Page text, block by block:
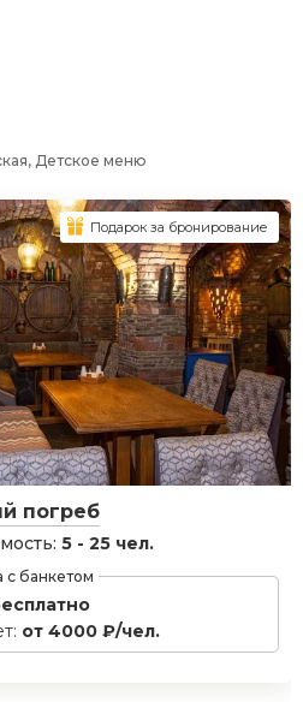
Детское меню
погреб
5 - 25 чел.
с банкетом
от 4000 ₽/чел.
Подарок за бронирование